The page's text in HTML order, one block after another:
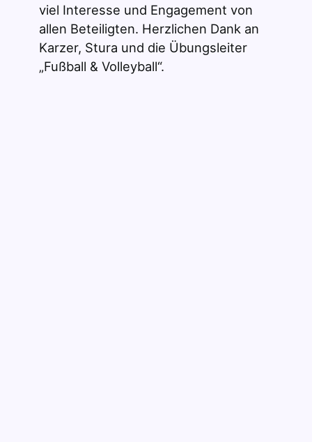
viel Interesse und Engagement von
allen Beteiligten. Herzlichen Dank an
Karzer, Stura und die Übungsleiter
„Fußball & Volleyball“.